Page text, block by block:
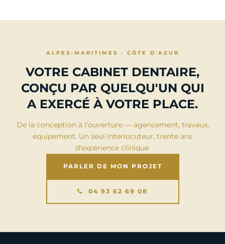
ALPES-MARITIMES · CÔTE D'AZUR
VOTRE CABINET DENTAIRE,
CONÇU PAR QUELQU'UN QUI
A EXERCÉ À VOTRE PLACE.
De la conception à l'ouverture — agencement, travaux,
équipement. Un seul interlocuteur, trente ans
d'expérience clinique.
PARLER DE MON PROJET
04 93 62 69 08